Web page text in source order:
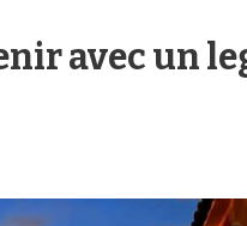
avec un